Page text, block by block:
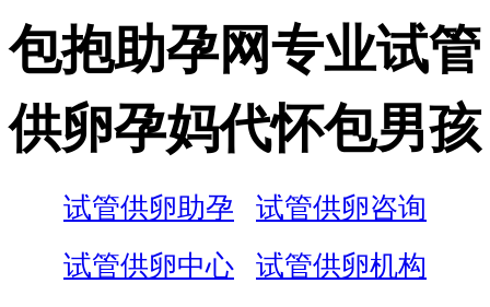
包抱助孕网专业试管
供卵孕妈代怀包男孩
试管供卵助孕
试管供卵咨询
试管供卵中心
试管供卵机构